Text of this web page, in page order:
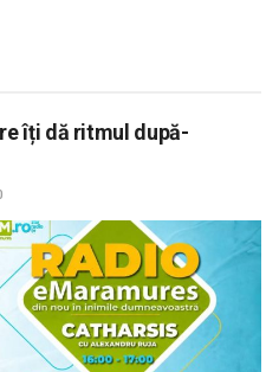
îți dă ritmul după-